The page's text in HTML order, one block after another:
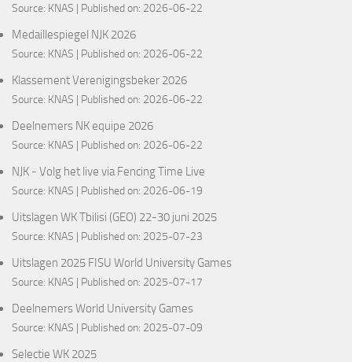
Source: KNAS Published on: 2026-06-22
Medaillespiegel NJK 2026
Source: KNAS Published on: 2026-06-22
Klassement Verenigingsbeker 2026
Source: KNAS Published on: 2026-06-22
Deelnemers NK equipe 2026
Source: KNAS Published on: 2026-06-22
NJK - Volg het live via Fencing Time Live
Source: KNAS Published on: 2026-06-19
Uitslagen WK Tbilisi (GEO) 22-30 juni 2025
Source: KNAS Published on: 2025-07-23
Uitslagen 2025 FISU World University Games
Source: KNAS Published on: 2025-07-17
Deelnemers World University Games
Source: KNAS Published on: 2025-07-09
Selectie WK 2025